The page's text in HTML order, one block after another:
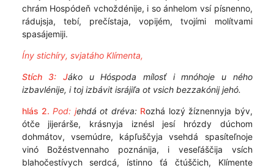
chrám Hospódeň vchoždénije, i so ánhelom vsí písnenno,
rádujsja, tebí, prečístaja, vopijém, tvojími molítvami
spasájemiji.
Íny stichíry, svjatáho Klímenta,
Stích 3: Jáko u Hóspoda mílosť i mnóhoje u ného
izbavlénije, i toj izbávit isrájiľa ot vsich bezzakónij jehó.
hlás 2. Pod: jehdá ot dréva: Rozhá lozý žíznennyja býv,
ótče jijerárše, krásnyja iznésl jesí hrózdy dúchom
dohmátov, vsemúdre, kápľuščyja vsehdá spasíteľnoje
vinó Božéstvennaho poznánija, i veseľáščija vsích
blahočestívych serdcá, ístinno ťá čtúščich, Klímente